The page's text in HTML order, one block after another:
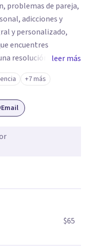
problemas de pareja,
adicciones y
y personalizado,
encuentres
resolución duradera
y terapia en
de Ecuador o en
o recibir más
o visita mi sitio
leer más
+7 más
Email
$65